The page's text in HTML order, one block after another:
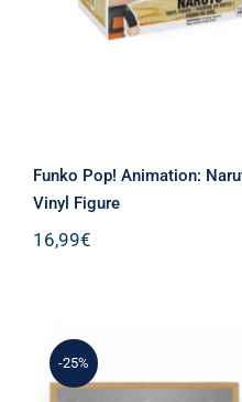
Funko Pop! Animation:
Vinyl Figure
16,99€
-25%